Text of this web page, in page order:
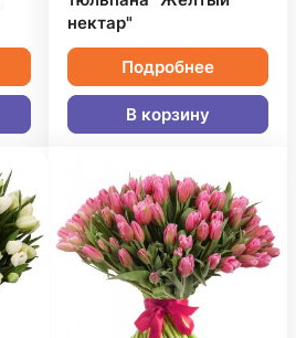
нектар"
Подробнее
В корзину